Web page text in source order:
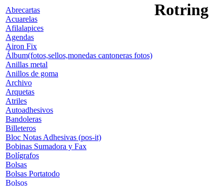
Abrecartas
Acuarelas
Afilalapices
Agendas
Airon Fix
Álbum(fotos,sellos,monedas cantoneras fotos)
Anillas metal
Anillos de goma
Archivo
Arquetas
Atriles
Autoadhesivos
Bandoleras
Billeteros
Bloc Notas Adhesivas (pos-it)
Bobinas Sumadora y Fax
Bolígrafos
Bolsas
Bolsas Portatodo
Bolsos
Rotring